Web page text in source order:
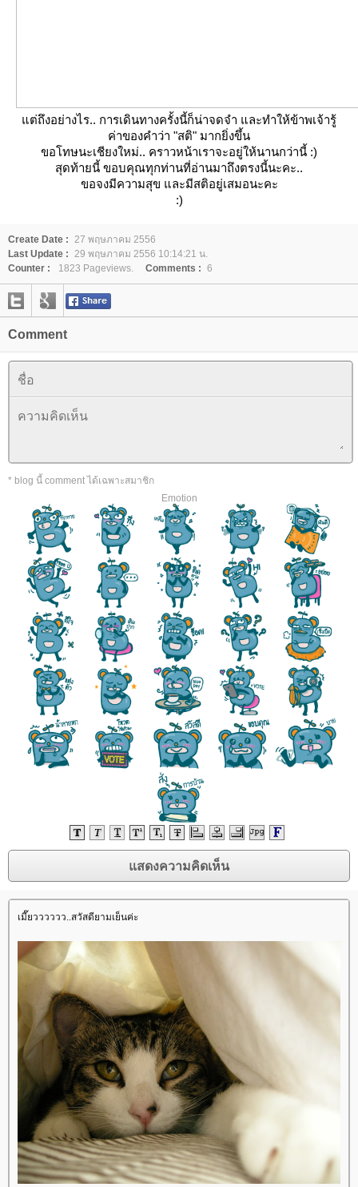
ต่ถึงอย่างไร.. การเดินทางครั้งนี้ก็น่าจดจำ และทำให้ข้าพเจ้ารู้
ค่าของคำว่า "สติ" มากยิ่งขึ้น
ขอโทษนะเชียงใหม่.. คราวหน้าเราจะอยู่ให้นานกว่านี้ :)
สุดท้ายนี้ ขอบคุณทุกท่านที่อ่านมาถึงตรงนี้นะคะ..
ขอจงมีความสุข และมีสติอยู่เสมอนะคะ
:)
Create Date : 27 พฤษภาคม 2556
Last Update : 29 พฤษภาคม 2556 10:14:21 น.
Counter :
1823 Pageviews. Comments : 6
Comment
* blog นี้ comment ได้เฉพาะสมาชิก
Emotion
เมี๊ยวววววว..สวัสดียามเย็นค่ะ